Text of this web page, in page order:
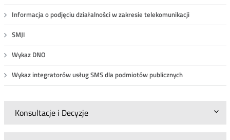
Informacja o podjęciu działalności w zakresie telekomunikacji
SMJI
Wykaz DNO
Wykaz integratorów usług SMS dla podmiotów publicznych
Konsultacje i Decyzje